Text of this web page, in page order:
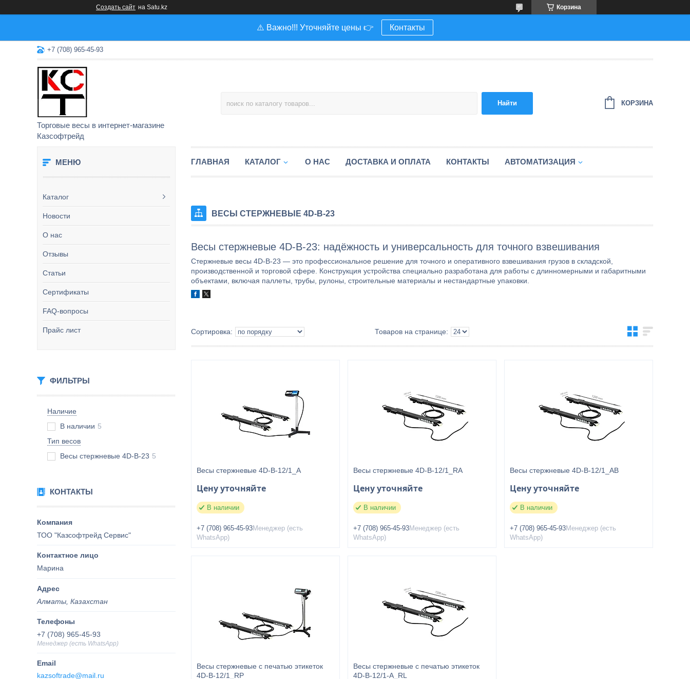
Создать сайт на Satu.kz Корзина
⚠️ Важно!!! Уточняйте цены 👉 Контакты
+7 (708) 965-45-93
Торговые весы в интернет-магазине
Казсофтрейд
Найти КОРЗИНА
Каталог
Новости
О нас
Отзывы
Статьи
Сертификаты
FAQ-вопросы
Прайс лист
ФИЛЬТРЫ
Наличие
В наличии 5
Тип весов
Весы стержневые 4D-B-23 5
КОНТАКТЫ
ТОО "Казсофтрейд Сервис"
Марина
Алматы, Казахстан
+7 (708) 965-45-93
Менеджер (есть WhatsApp)
kazsoftrade@mail.ru
ГЛАВНАЯ КАТАЛОГ О НАС ДОСТАВКА И ОПЛАТА КОНТАКТЫ АВТОМАТИЗАЦИЯ
ВЕСЫ СТЕРЖНЕВЫЕ 4D-B-23
Весы стержневые 4D-B-23: надёжность и универсальность для точного взвешивания
Стержневые весы 4D-B-23 — это профессиональное решение для точного и оперативного взвешивания грузов в складской,
производственной и торговой сфере. Конструкция устройства специально разработана для работы с длинномерными и габаритными
объектами, включая паллеты, трубы, рулоны, строительные материалы и нестандартные упаковки.
Весы стержневые 4D-B-12/1_А
Цену уточняйте
В наличии
+7 (708) 965-45-93Менеджер (есть
WhatsApp)
Весы стержневые 4D-B-12/1_RA
Цену уточняйте
В наличии
+7 (708) 965-45-93Менеджер (есть
WhatsApp)
Весы стержневые 4D-B-12/1_AB
Цену уточняйте
В наличии
+7 (708) 965-45-93Менеджер (есть
WhatsApp)
Весы стержневые с печатью этикеток
4D-B-12/1_RP
Весы стержневые с печатью этикеток
4D-B-12/1-А_RL